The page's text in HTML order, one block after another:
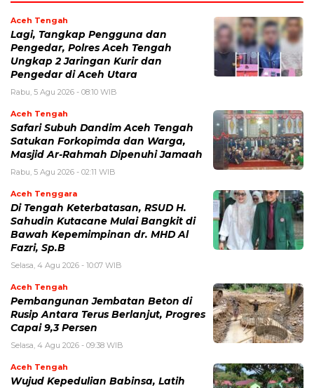
Aceh Tengah
Lagi, Tangkap Pengguna dan
Pengedar, Polres Aceh Tengah
Ungkap 2 Jaringan Kurir dan
Pengedar di Aceh Utara
Rabu, 5 Agu 2026 - 08:10 WIB
Aceh Tengah
Safari Subuh Dandim Aceh Tengah
Satukan Forkopimda dan Warga,
Masjid Ar-Rahmah Dipenuhi Jamaah
Rabu, 5 Agu 2026 - 02:11 WIB
Aceh Tenggara
Di Tengah Keterbatasan, RSUD H.
Sahudin Kutacane Mulai Bangkit di
Bawah Kepemimpinan dr. MHD Al
Fazri, Sp.B
Selasa, 4 Agu 2026 - 10:07 WIB
Aceh Tengah
‎Pembangunan Jembatan Beton di
Rusip Antara Terus Berlanjut, Progres
Capai 9,3 Persen
Selasa, 4 Agu 2026 - 09:38 WIB
Aceh Tengah
Wujud Kepedulian Babinsa, Latih